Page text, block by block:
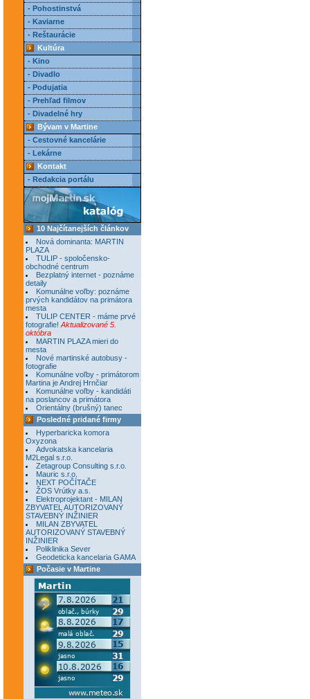
- Pohostinstvá
- Kaviarne
- Reštaurácie
Kultúra
- Kino
- Divadlo
- Podujatia
- Prehľad filmov
- Divadelné hry
Bývam v Martine
- Cestovné kancelárie
- Lekárne
Kontakt
- Redakcia portálu
10 Najčítanejších článkov
Nová dominanta: MARTIN
PLAZA
TULIP - spoločensko-
obchodné centrum
Bezplatný internet - poznáme
detaily
Komunálne voľby: poznáme
prvých kandidátov na primátora
mesta
TULIP CENTER - máme prvé
fotografie! Aktualizované 5.
októbra
MARTIN PLAZA mieri do
mesta
Nové martinské autobusy -
fotografie
Komunálne voľby - primátorom
Martina je Andrej Hrnčiar
Komunálne voľby - kandidáti
na poslancov a primátora
Orientálny (brušný) tanec
Posledné pridané firmy
Hyperbaricka komora
Oxyzona
Advokatska kancelaria
M2Legal s.r.o.
Zetagroup Consulting s.r.o.
Mauric s.r.o.
NEXT POČÍTAČE
ŽOS Vrútky a.s.
Elektroprojektant - MILAN
ZBYVATEL AUTORIZOVANÝ
STAVEBNÝ INŽINIER
MILAN ZBYVATEL
AUTORIZOVANÝ STAVEBNÝ
INŽINIER
Poliklinika Sever
Geodeticka kancelaria GAMA
Počasie v Martine